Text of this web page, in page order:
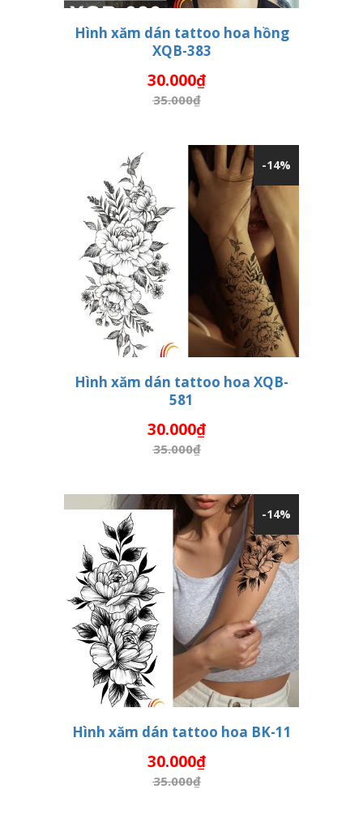
Hình xăm dán tattoo hoa hồng
XQB-383
30.000₫
35.000₫
-14%
THÊM VÀO GIỎ HÀNG
Hình xăm dán tattoo hoa XQB-
581
30.000₫
35.000₫
-14%
THÊM VÀO GIỎ HÀNG
Hình xăm dán tattoo hoa BK-11
30.000₫
35.000₫